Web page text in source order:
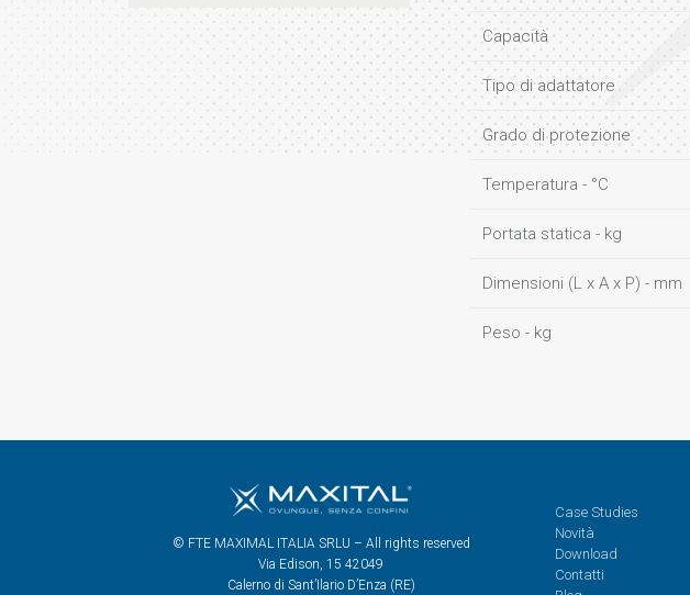
Capacità
Tipo di adattatore
Grado di protezione
Temperatura - °C
Portata statica - kg
Dimensioni (L x A x P) - mm
Peso - kg
© FTE MAXIMAL ITALIA SRLU – All rights reserved
Via Edison, 15 42049
Calerno di Sant’Ilario D’Enza (RE)
Case Studies
Novità
Download
Contatti